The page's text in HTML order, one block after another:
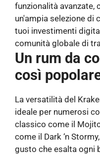
Un rum da
così
La versatilità del
ideale per numerosi
classico come il
come il Dark ‘n
gusto che esalta ogni